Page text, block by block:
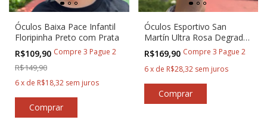
Óculos Baixa Pace Infantil
Floripinha Preto com Prata
R$109,90 Compre 3 Pague 2
R$149,90
6x de R$18,32 sem juros
Óculos Esportivo San
Martín Ultra Rosa Degradê
com lente Rosa
R$169,90 Compre 3 Pague 2
6 x de R$28,32 sem juros